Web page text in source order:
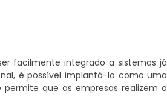
facilmente integrado a sistemas já
é possível implantá-lo como uma
permite que as empresas realizem a